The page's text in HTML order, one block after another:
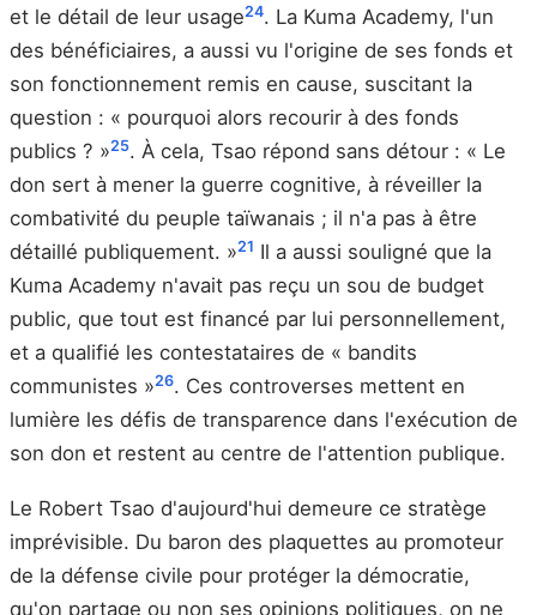
et le détail de leur usage24. La Kuma Academy, l'un
des bénéficiaires, a aussi vu l'origine de ses fonds et
son fonctionnement remis en cause, suscitant la
question : « pourquoi alors recourir à des fonds
publics ? »25. À cela, Tsao répond sans détour : « Le
don sert à mener la guerre cognitive, à réveiller la
combativité du peuple taïwanais ; il n'a pas à être
détaillé publiquement. »21 Il a aussi souligné que la
Kuma Academy n'avait pas reçu un sou de budget
public, que tout est financé par lui personnellement,
et a qualifié les contestataires de « bandits
communistes »26. Ces controverses mettent en
lumière les défis de transparence dans l'exécution de
son don et restent au centre de l'attention publique.
Le Robert Tsao d'aujourd'hui demeure ce stratège
imprévisible. Du baron des plaquettes au promoteur
de la défense civile pour protéger la démocratie,
qu'on partage ou non ses opinions politiques, on ne